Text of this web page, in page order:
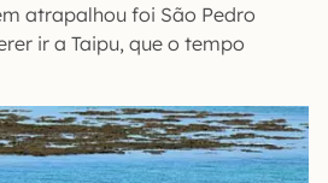
atrapalhou foi São Pedro
ir a Taipu, que o tempo